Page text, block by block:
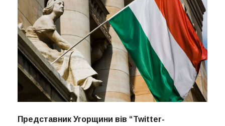
Представник Угорщини вів “Twitter-